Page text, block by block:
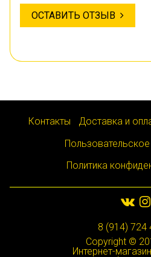
ОСТАВИТЬ ОТЗЫВ
Контакты Доставка и
Политика
8 (914) 724
Copyright ©
Интернет-